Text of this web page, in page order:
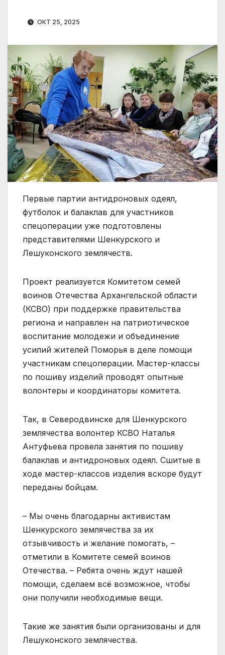
ОКТ 25, 2025
Первые партии антидроновых одеял,
футболок и балаклав для участников
спецоперации уже подготовлены
представителями Шенкурского и
Лешуконского землячеств.
Проект реализуется Комитетом семей
воинов Отечества Архангельской области
(КСВО) при поддержке правительства
региона и направлен на патриотическое
воспитание молодежи и объединение
усилий жителей Поморья в деле помощи
участникам спецоперации. Мастер-классы
по пошиву изделий проводят опытные
волонтеры и координаторы комитета.
Так, в Северодвинске для Шенкурского
землячества волонтер КСВО Наталья
Антуфьева провела занятия по пошиву
балаклав и антидроновых одеял. Сшитые в
ходе мастер-классов изделия вскоре будут
переданы бойцам.
– Мы очень благодарны активистам
Шенкурского землячества за их
отзывчивость и желание помогать, –
отметили в Комитете семей воинов
Отечества. – Ребята очень ждут нашей
помощи, сделаем всё возможное, чтобы
они получили необходимые вещи.
Такие же занятия были организованы и для
Лешуконского землячества.